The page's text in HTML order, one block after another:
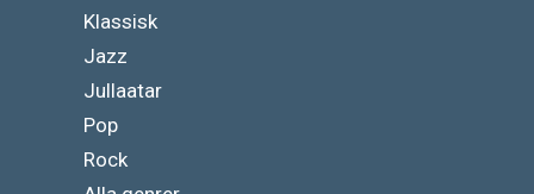
Klassisk
Jazz
Jullaatar
Pop
Rock